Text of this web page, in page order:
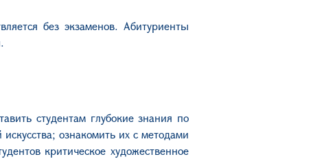
без экзаменов. Абитуриенты
студентам глубокие знания по
ознакомить их с методами
критическое художественное